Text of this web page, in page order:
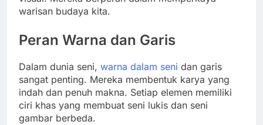
warisan budaya kita.
Peran Warna dan Garis
Dalam dunia seni, warna dalam seni dan garis
sangat penting. Mereka membentuk karya yang
indah dan penuh makna. Setiap elemen memiliki
ciri khas yang membuat seni lukis dan seni
gambar berbeda.